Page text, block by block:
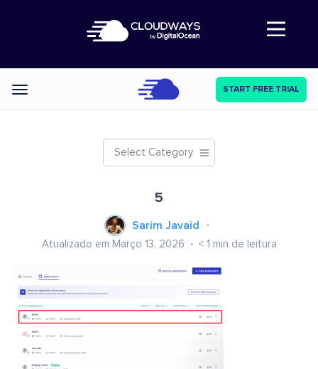
Abre a navegação
Categories START FREE TRIAL
Select Category
5
Sarim Javaid
Atualizado em Março 13, 2026 < 1 min de leitura